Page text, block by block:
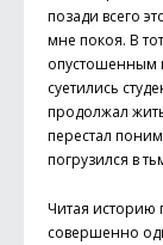
позади всего
мне покоя. В
опустошенным
суетились
продолжал
перестал
погрузился в
Читая историю
совершенно